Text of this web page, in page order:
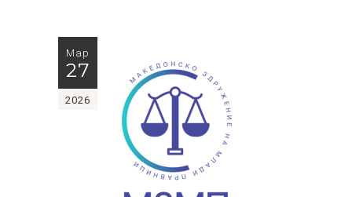
Мар
27
2026